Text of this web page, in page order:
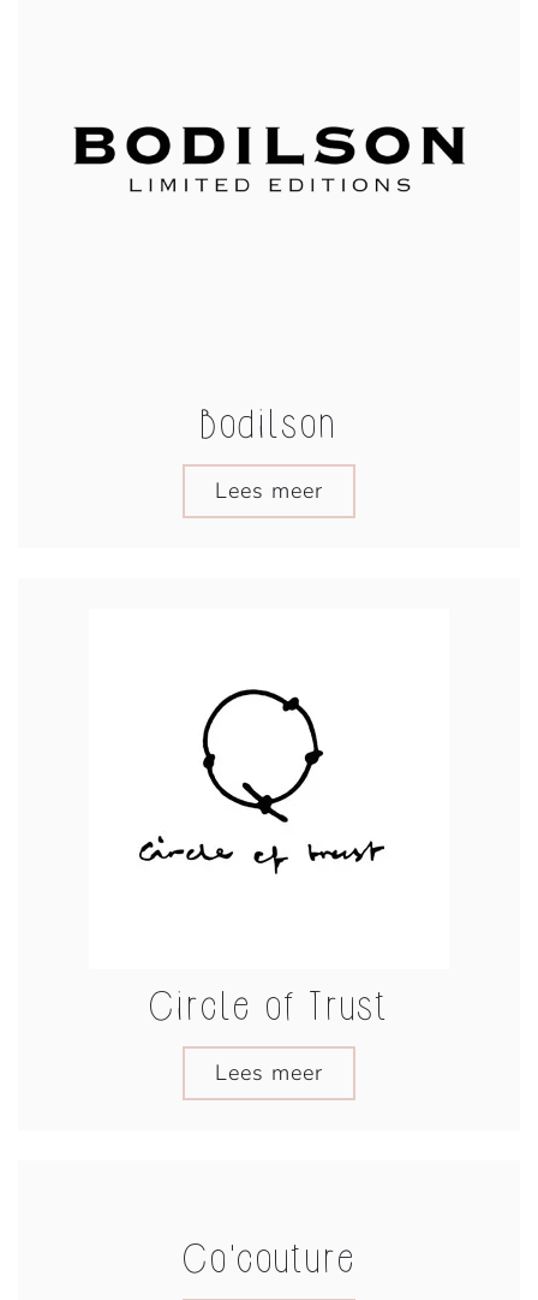
Bodilson
Lees meer
Circle of Trust
Lees meer
Co'couture